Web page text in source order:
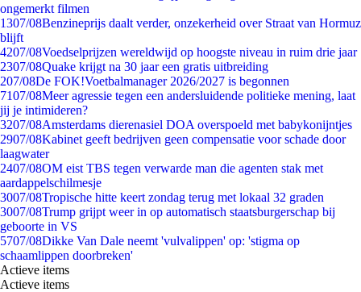
ongemerkt filmen
1307/08Benzineprijs daalt verder, onzekerheid over Straat van Hormuz
blijft
4207/08Voedselprijzen wereldwijd op hoogste niveau in ruim drie jaar
2307/08Quake krijgt na 30 jaar een gratis uitbreiding
207/08De FOK!Voetbalmanager 2026/2027 is begonnen
7107/08Meer agressie tegen een andersluidende politieke mening, laat
jij je intimideren?
3207/08Amsterdams dierenasiel DOA overspoeld met babykonijntjes
2907/08Kabinet geeft bedrijven geen compensatie voor schade door
laagwater
2407/08OM eist TBS tegen verwarde man die agenten stak met
aardappelschilmesje
3007/08Tropische hitte keert zondag terug met lokaal 32 graden
3007/08Trump grijpt weer in op automatisch staatsburgerschap bij
geboorte in VS
5707/08Dikke Van Dale neemt 'vulvalippen' op: 'stigma op
schaamlippen doorbreken'
Actieve items
Actieve items